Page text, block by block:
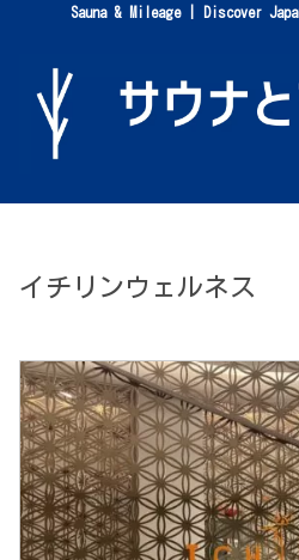
Sauna & Mileage | Discover
イチリンウェルネス